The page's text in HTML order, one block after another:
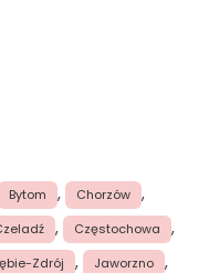
Bytom , Chorzów ,
, Częstochowa ,
Zdrój , Jaworzno ,